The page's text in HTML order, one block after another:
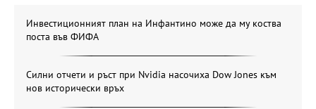
Инвестиционният план на Инфантино може да му коства
поста във ФИФА
Силни отчети и ръст при Nvidia насочиха Dow Jones към
нов исторически връх